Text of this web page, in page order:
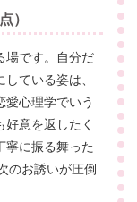
）
場です。自分だ
ている姿は、
愛心理学でいう
好意を返したく
寧に振る舞った
のお誘いが圧倒